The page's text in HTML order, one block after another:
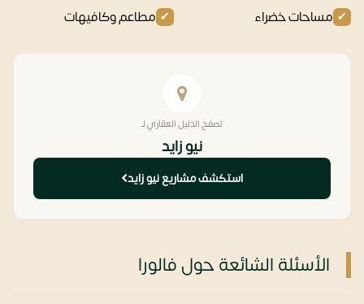
مساحات خضراء
مطاعم وكافيهات
تصفح الدليل العقاري لـ
نيو زايد
استكشف مشاريع نيو زايد
الأسئلة الشائعة حول فالورا